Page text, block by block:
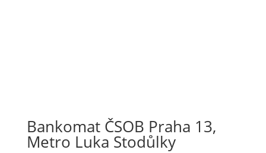
Bankomat ČSOB Praha 13,
Metro Luka Stodůlky